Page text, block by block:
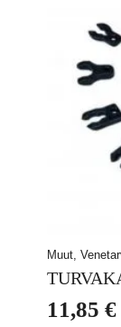
Muut,
11,85 €